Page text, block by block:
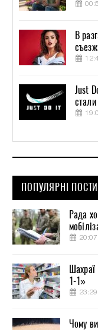
В
Just
ПОПУЛЯРНІ ПОСТИ
Рада
1-1»
Чому